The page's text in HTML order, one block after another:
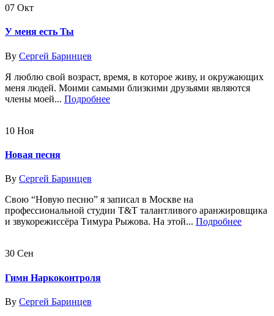
07 Окт
У меня есть Ты
By Сергей Баринцев
Я люблю свой возраст, время, в которое живу, и окружающих
меня людей. Моими самыми близкими друзьями являются
члены моей... Подробнее
10 Ноя
Новая песня
By Сергей Баринцев
Свою “Новую песню” я записал в Москве на
профессиональной студии T&T талантливого аранжировщика
и звукорежиссёра Тимура Рыжова. На этой... Подробнее
30 Сен
Гимн Наркоконтроля
By Сергей Баринцев